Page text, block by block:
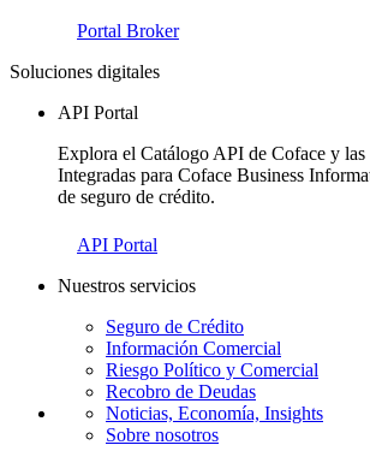
Portal Broker
Soluciones digitales
API Portal
Explora el Catálogo API de Coface y las
Integradas para Coface Business
de seguro de crédito.
API Portal
Nuestros servicios
Seguro de Crédito
Información Comercial
Riesgo Político y Comercial
Recobro de Deudas
Noticias, Economía, Insights
Sobre nosotros